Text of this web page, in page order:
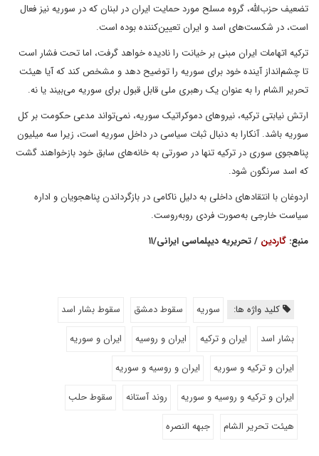
تضعیف حزب‌الله، گروه مسلح مورد حمایت ایران در لبنان که در سوریه نیز فعال
است، در شکست‌های اسد و ایران تعیین‌کننده بوده است.
ترکیه اتهامات ایران مبنی بر خیانت را نادیده خواهد گرفت، اما تحت فشار است
تا چشم‌انداز آینده خود برای سوریه را توضیح دهد و مشخص کند که آیا هیئت
تحریر الشام را به عنوان یک رهبری ملی قابل قبول برای سوریه می‌بیند یا نه.
ارتش نیابتی ترکیه، نیروهای دموکراتیک سوریه، نمی‌تواند مدعی حکومت بر کل
سوریه باشد. آنکارا به دنبال ثبات سیاسی در داخل سوریه است، زیرا سه میلیون
پناهجوی سوری در ترکیه تنها در صورتی به خانه‌های سابق خود بازخواهند گشت
که اسد سرنگون شود.
اردوغان با انتقادهای داخلی به دلیل ناکامی در بازگرداندن پناهجویان و اداره
سیاست خارجی به‌صورت فردی روبه‌روست.
منبع: گاردین / تحریریه دیپلماسی ایرانی/۱۱
کلید واژه ها: سوریه سقوط دمشق
سقوط بشار اسد
بشار اسد
ایران و ترکیه ایران و روسیه
ایران و سوریه
ایران و ترکیه و سوریه
ایران و روسیه و سوریه
ایران و ترکیه و روسیه و سوریه
روند آستانه
سقوط حلب
هیئت تحریر الشام
جبهه النصره